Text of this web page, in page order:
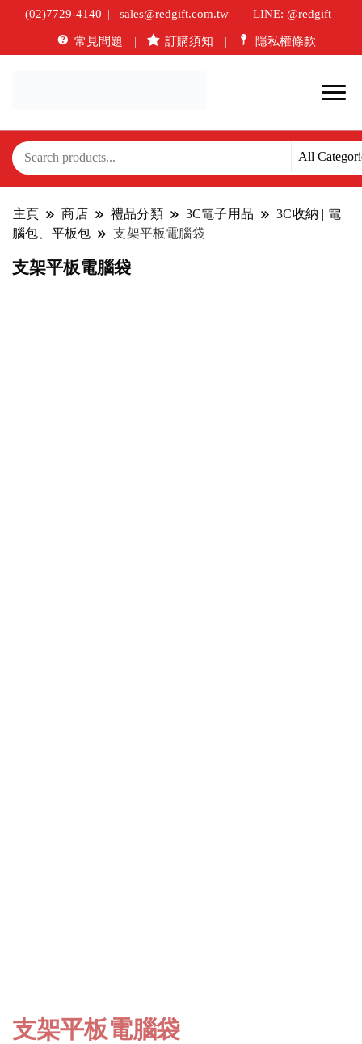
(02)7729-4140 sales@redgift.com.tw LINE: @redgift
常見問題 訂購須知 隱私權條款
主頁 商店 禮品分類 3C電子用品
3C收納 | 電
腦包、平板包
支架平板電腦袋
支架平板電腦袋
支架平板電腦袋